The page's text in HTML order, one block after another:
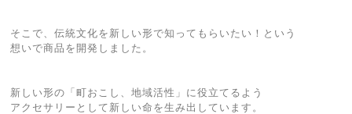
そこで、伝統文化を新しい形で知ってもらいたい！という
想いで商品を開発しました。
新しい形の「町おこし、地域活性」に役立てるよう
アクセサリーとして新しい命を生み出しています。